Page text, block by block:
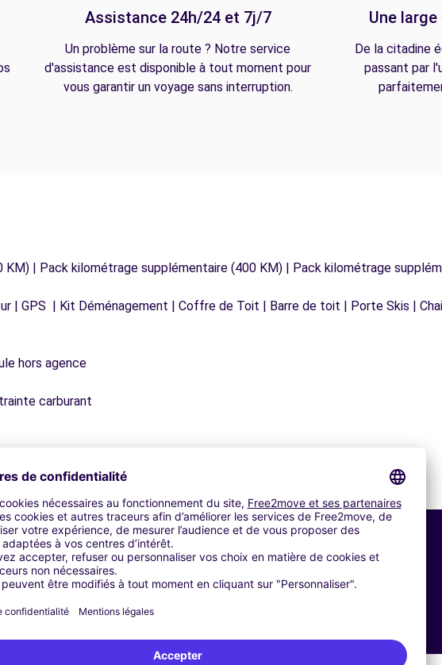
Assistance 24h/24 et 7j/7
Un problème sur la route ? Notre service
d'assistance est disponible à tout moment pour
vous garantir un voyage sans interruption.
Une
De la citadine
passant par
| Pack kilométrage supplémentaire (400 KM) | Pack kilométrage
| GPS | Kit Déménagement | Coffre de Toit | Barre de toit | Porte Skis |
hors agence
carburant
Agences similaires